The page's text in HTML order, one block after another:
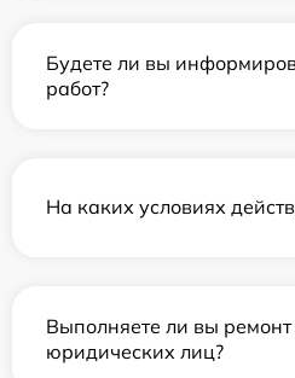
Будете ли вы
работ?
На каких условиях
Выполняете ли вы ремонт
юридических лиц?